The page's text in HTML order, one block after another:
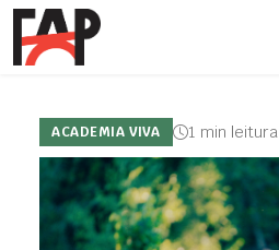
ACADEMIA VIVA 1 min leitura